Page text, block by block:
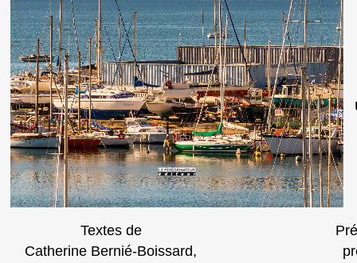
Textes de
Catherine Bernié-Boissard,